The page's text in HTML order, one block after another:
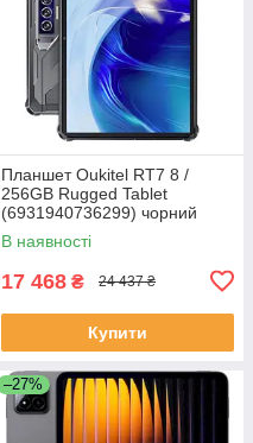
Планшет Oukitel RT7 8 /
256GB Rugged Tablet
(6931940736299) чорний
В наявності
17 468 ₴ 24 437 ₴
Купити
–27%